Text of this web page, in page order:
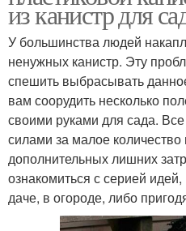
из канистр для
У большинства людей
ненужных канистр. Эту
спешить выбрасывать
вам соорудить несколько
своими руками для сада.
силами за малое
дополнительных лишних
ознакомиться с серией
даче, в огороде, либо